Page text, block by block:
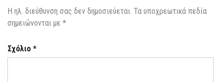
Η ηλ. διεύθυνση σας δεν δημοσιεύεται. Τα υποχρεωτικά πεδία
σημειώνονται με *
Σχόλιο *